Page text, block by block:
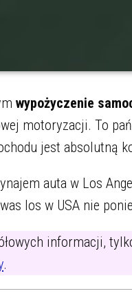
wypożyczenie
motoryzacji. To
jest absolutną
auta w Los
los w USA nie
informacji,
.